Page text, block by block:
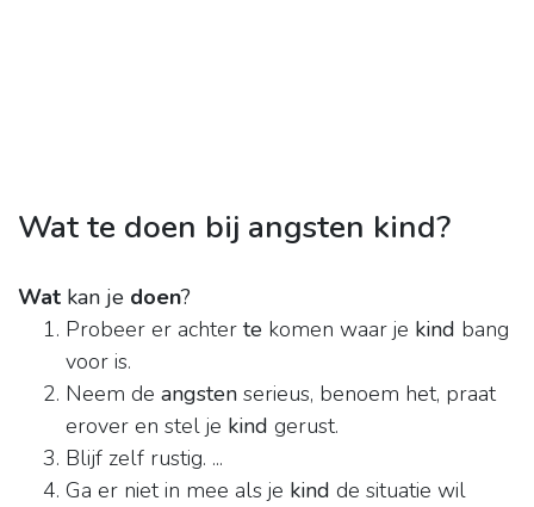
Wat te doen bij angsten kind?
Wat kan je doen?
Probeer er achter te komen waar je kind bang
voor is.
Neem de angsten serieus, benoem het, praat
erover en stel je kind gerust.
Blijf zelf rustig. ...
Ga er niet in mee als je kind de situatie wil